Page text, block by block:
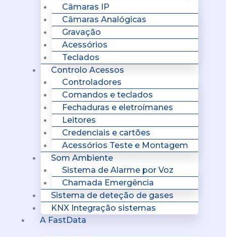
Câmaras IP
Câmaras Analógicas
Gravação
Acessórios
Teclados
Controlo Acessos
Controladores
Comandos e teclados
Fechaduras e eletroímanes
Leitores
Credenciais e cartões
Acessórios Teste e Montagem
Som Ambiente
Sistema de Alarme por Voz
Chamada Emergência
Sistema de deteção de gases
KNX Integração sistemas
A FastData